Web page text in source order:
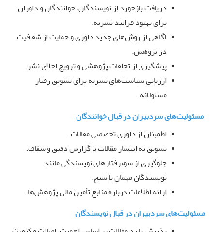
دریافت بازخورد از نویسندگان، خوانندگان و داوران
برای بهبود فرایند نشریه.
آگاهی از روش‌های جدید داوری و حمایت از شفافیت
در پژوهش.
پیشگیری از تخلفات پژوهشی و ترویج اخلاق نشر.
ارزیابی سیاست‌های نشریه برای تشویق رفتار
مسئولانه.
مسئولیت‌های سردبیران در قبال خوانندگان
اطمینان از داوری تخصصی مقالات.
تشویق به انتشار مقالات با گزارش دقیق و شفاف.
جلوگیری از سوءرفتارهای نویسندگی مانند
نویسندگان مهمان یا شبح.
ارائه اطلاعات درباره منابع تأمین مالی پژوهش‌ها.
مسئولیت‌های سردبیران در قبال نویسندگان